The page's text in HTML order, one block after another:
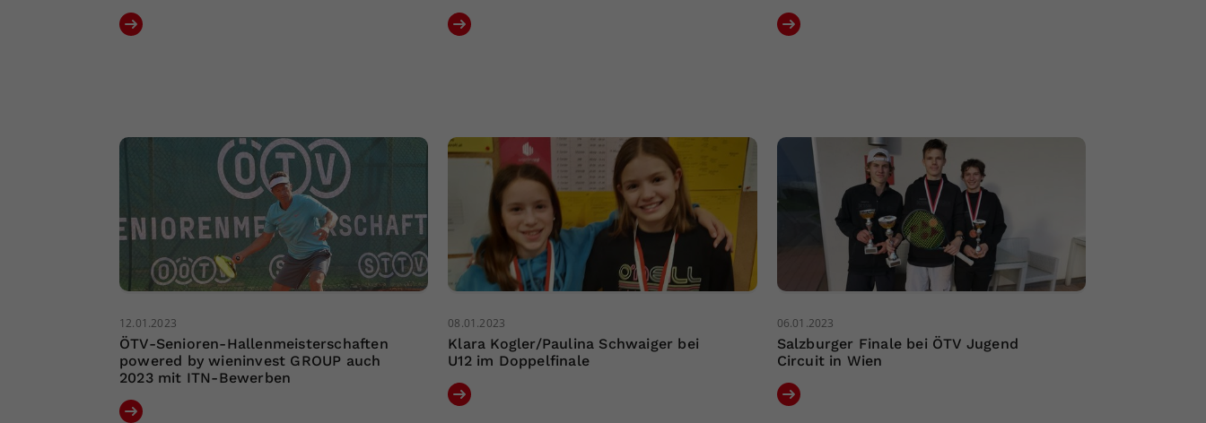
12.01.2023
ÖTV-Senioren-Hallenmeisterschaften
powered by wieninvest GROUP auch
2023 mit ITN-Bewerben
08.01.2023
Klara Kogler/Paulina Schwaiger bei
U12 im Doppelfinale
06.01.2023
Salzburger Finale bei ÖTV Jugend
Circuit in Wien